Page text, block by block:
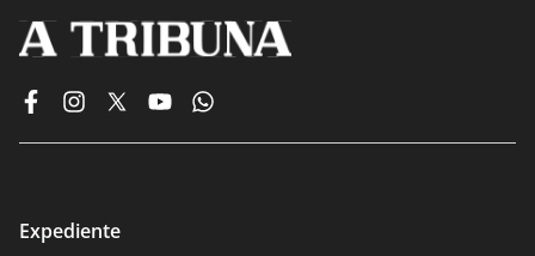
Expediente